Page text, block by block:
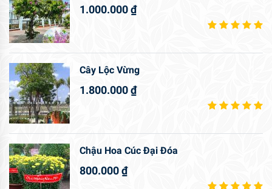
1.000.000₫
Cây Lộc Vừng
1.800.000₫
Chậu Hoa Cúc Đại Đóa
800.000₫